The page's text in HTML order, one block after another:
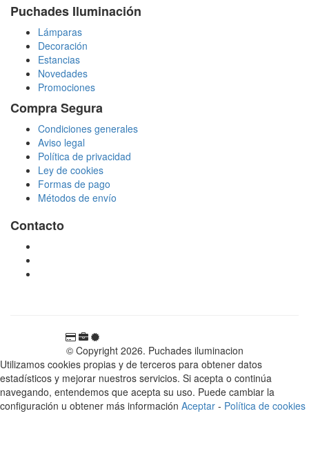
Puchades Iluminación
Lámparas
Decoración
Estancias
Novedades
Promociones
Compra Segura
Condiciones generales
Aviso legal
Política de privacidad
Ley de cookies
Formas de pago
Métodos de envío
Contacto
© Copyright 2026. Puchades iluminacion
Utilizamos cookies propias y de terceros para obtener datos
estadísticos y mejorar nuestros servicios. Si acepta o continúa
navegando, entendemos que acepta su uso. Puede cambiar la
configuración u obtener más información Aceptar - Política de cookies